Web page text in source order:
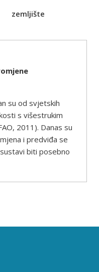
zemljište
su od svjetskih
s višestrukim
2011). Danas su
i predviđa se
biti posebno